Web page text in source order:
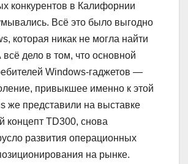
конкурентов в Калифорнии
Всё это было выгодно
которая никак не могла найти
дело в том, что основной
Windows-гаджетов —
привыкшее именно к этой
же представили на выставке
концепт TD300, снова
развития операционных
на рынке.